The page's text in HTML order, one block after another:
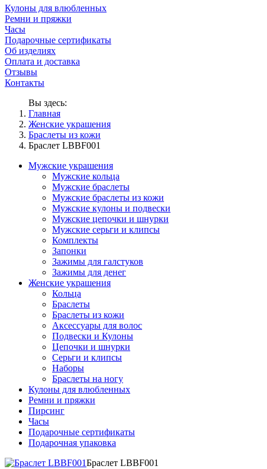
Кулоны для влюбленных
Ремни и пряжки
Часы
Подарочные сертификаты
Об изделиях
Оплата и доставка
Отзывы
Контакты
Вы здесь:
Главная
Женские украшения
Браслеты из кожи
Браслет LBBF001
Мужские украшения
Мужские кольца
Мужские браслеты
Мужские браслеты из кожи
Мужские кулоны и подвески
Мужские цепочки и шнурки
Мужские серьги и клипсы
Комплекты
Запонки
Зажимы для галстуков
Зажимы для денег
Женские украшения
Кольца
Браслеты
Браслеты из кожи
Аксессуары для волос
Подвески и Кулоны
Цепочки и шнурки
Серьги и клипсы
Наборы
Браслеты на ногу
Кулоны для влюбленных
Ремни и пряжки
Пирсинг
Часы
Подарочные сертификаты
Подарочная упаковка
Браслет LBBF001